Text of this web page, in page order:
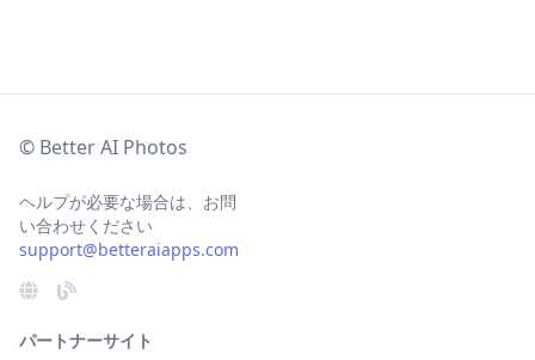
© Better AI Photos
ヘルプが必要な場合は、お問
い合わせください
support@betteraiapps.com
パートナーサイト